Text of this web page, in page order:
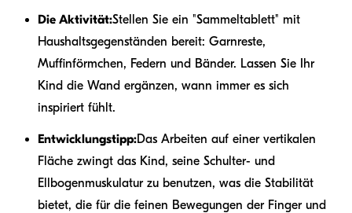
Die Aktivität:Stellen Sie ein "Sammeltablett" mit
Haushaltsgegenständen bereit: Garnreste,
Muffinförmchen, Federn und Bänder. Lassen Sie Ihr
Kind die Wand ergänzen, wann immer es sich
inspiriert fühlt.
Entwicklungstipp:Das Arbeiten auf einer vertikalen
Fläche zwingt das Kind, seine Schulter- und
Ellbogenmuskulatur zu benutzen, was die Stabilität
bietet, die für die feinen Bewegungen der Finger und